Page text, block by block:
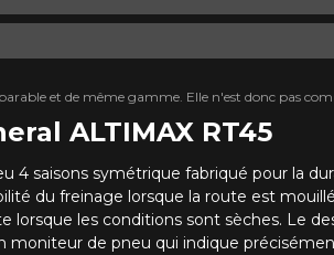
ALTIMAX RT45
4 saisons symétrique fabriqué pour la
du freinage lorsque la route est
lorsque les conditions sont sèches. Le
moniteur de pneu qui indique
et de même gamme. Elle n'est donc pas